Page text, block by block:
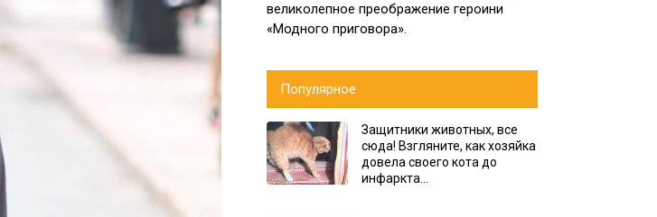
великолепное преображение героини
«Модного приговора».
Популярное
Защитники животных, все
сюда! Взгляните, как хозяйка
довела своего кота до
инфаркта…